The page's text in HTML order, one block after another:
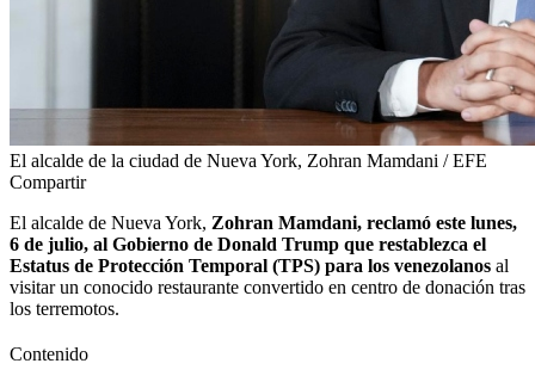
El alcalde de la ciudad de Nueva York, Zohran Mamdani / EFE
Compartir
El alcalde de Nueva York, Zohran Mamdani, reclamó este lunes,
6 de julio, al Gobierno de Donald Trump que restablezca el
Estatus de Protección Temporal (TPS) para los venezolanos al
visitar un conocido restaurante convertido en centro de donación tras
los terremotos.
Contenido